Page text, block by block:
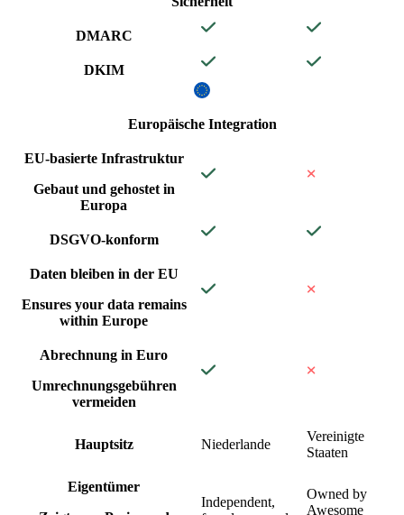
DMARC
DKIM
Europäische Integration
EU-basierte Infrastruktur
Gebaut und gehostet in
Europa
DSGVO-konform
Daten bleiben in der EU
Ensures your data remains
within Europe
Abrechnung in Euro
Umrechnungsgebühren
vermeiden
Hauptsitz Niederlande
Vereinigte
Staaten
Eigentümer
Independent,
Owned by
Awesome